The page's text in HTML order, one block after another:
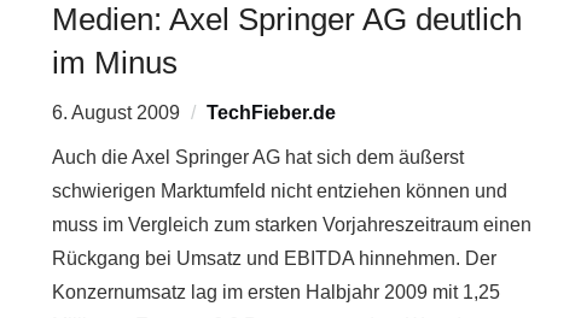
Medien: Axel Springer AG deutlich
im Minus
6. August 2009 TechFieber.de
Auch die Axel Springer AG hat sich dem äußerst
schwierigen Marktumfeld nicht entziehen können und
muss im Vergleich zum starken Vorjahreszeitraum einen
Rückgang bei Umsatz und EBITDA hinnehmen. Der
Konzernumsatz lag im ersten Halbjahr 2009 mit 1,25